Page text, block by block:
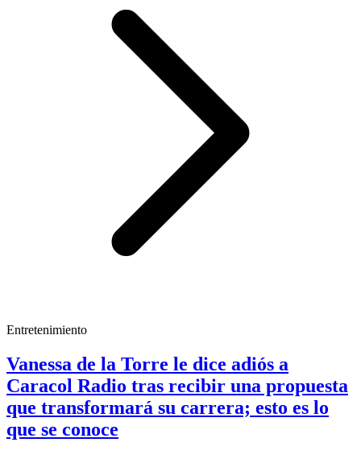
Entretenimiento
Vanessa de la Torre le dice adiós a
Caracol Radio tras recibir una propuesta
que transformará su carrera; esto es lo
que se conoce